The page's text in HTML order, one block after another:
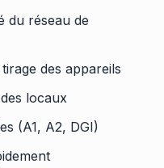
du réseau de
des appareils
locaux
(A1, A2, DGI)